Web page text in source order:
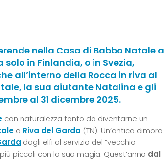
nella Casa di Babbo Natale a
in Finlandia, o in Svezia,
all’interno della Rocca in riva al
la sua aiutante Natalina e gli
al 31 dicembre 2025.
con naturalezza tanto da diventarne un
a Riva del Garda (TN). Un’antica dimora
dagli elfi al servizio del “vecchio
piccoli con la sua magia. Quest’anno dal